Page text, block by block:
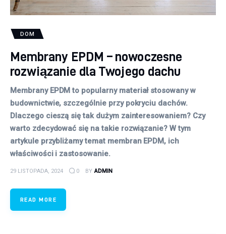
DOM
Membrany EPDM – nowoczesne
rozwiązanie dla Twojego dachu
Membrany EPDM to popularny materiał stosowany w
budownictwie, szczególnie przy pokryciu dachów.
Dlaczego cieszą się tak dużym zainteresowaniem? Czy
warto zdecydować się na takie rozwiązanie? W tym
artykule przybliżamy temat membran EPDM, ich
właściwości i zastosowanie.
29 LISTOPADA, 2024 0 BY ADMIN
READ MORE